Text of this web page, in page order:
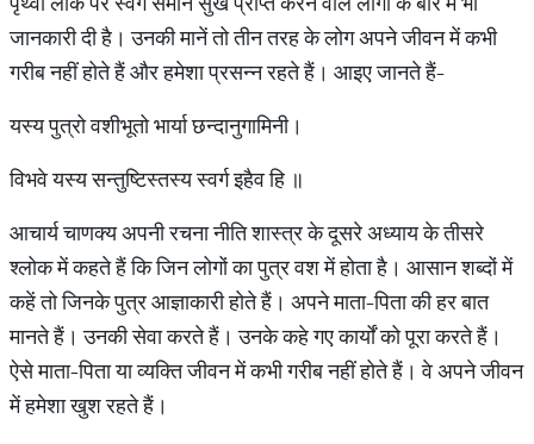
जानकारी दी है। उनकी मानें तो तीन तरह के लोग अपने जीवन में कभी
गरीब नहीं होते हैं और हमेशा प्रसन्न रहते हैं। आइए जानते हैं-
यस्य पुत्रो वशीभूतो भार्या छन्दानुगामिनी।
विभवे यस्य सन्तुष्टिस्तस्य स्वर्ग इहैव हि ॥
आचार्य चाणक्य अपनी रचना नीति शास्त्र के दूसरे अध्याय के तीसरे
श्लोक में कहते हैं कि जिन लोगों का पुत्र वश में होता है। आसान शब्दों में
कहें तो जिनके पुत्र आज्ञाकारी होते हैं। अपने माता-पिता की हर बात
मानते हैं। उनकी सेवा करते हैं। उनके कहे गए कार्यों को पूरा करते हैं।
ऐसे माता-पिता या व्यक्ति जीवन में कभी गरीब नहीं होते हैं। वे अपने जीवन
में हमेशा खुश रहते हैं।